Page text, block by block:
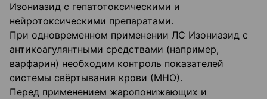
Изониазид с гепатотоксическими и
нейротоксическими препаратами.
При одновременном применении ЛС Изониазид с
антикоагулянтными средствами (например,
варфарин) необходим контроль показателей
системы свёртывания крови (МНО).
Перед применением жаропонижающих и